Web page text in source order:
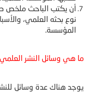
أن يكتب الباحث ملخص
نوع بحثه العلمي،
المؤسسة.
ما هي وسائل النشر
يوجد هناك عدة وسائل